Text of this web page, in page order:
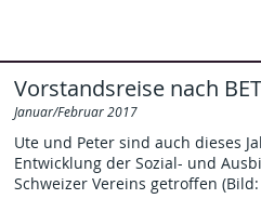
Vorstandsreise nach
Januar/Februar 2017
Ute und Peter sind auch dieses
Entwicklung der Sozial- und
Schweizer Vereins getroffen